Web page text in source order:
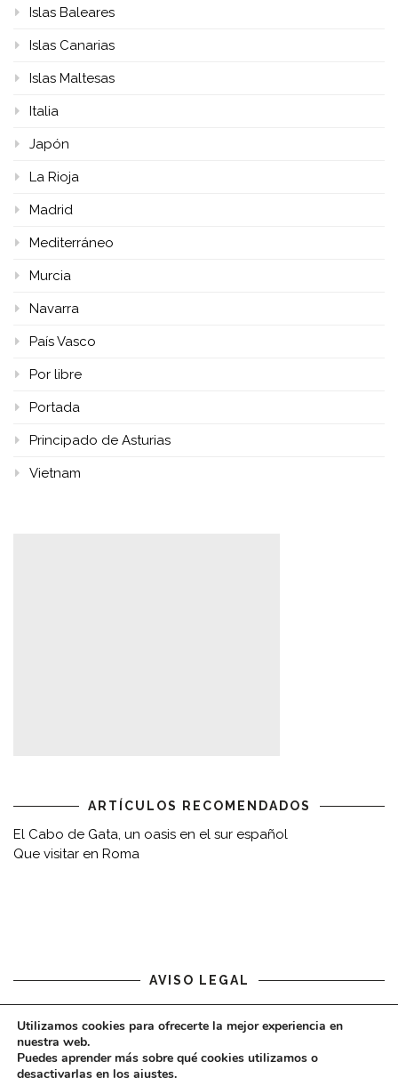
Islas Baleares
Islas Canarias
Islas Maltesas
Italia
Japón
La Rioja
Madrid
Mediterráneo
Murcia
Navarra
País Vasco
Por libre
Portada
Principado de Asturias
Vietnam
ARTÍCULOS RECOMENDADOS
El Cabo de Gata, un oasis en el sur español
Que visitar en Roma
AVISO LEGAL
Aviso legal
Utilizamos cookies para ofrecerte la mejor experiencia en
nuestra web.
Puedes aprender más sobre qué cookies utilizamos o
desactivarlas en los ajustes.